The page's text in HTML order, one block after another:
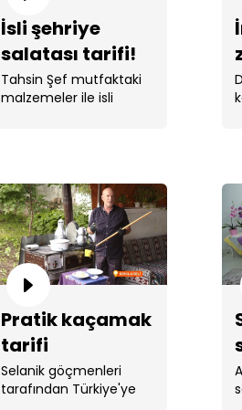
İsli şehriye
salatası tarifi!
Tahsin Şef mutfaktaki
malzemeler ile isli
Pratik kaçamak
tarifi
Selanik göçmenleri
tarafından Türkiye'ye